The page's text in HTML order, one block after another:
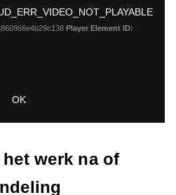
Player Element ID:
OK
werk na of